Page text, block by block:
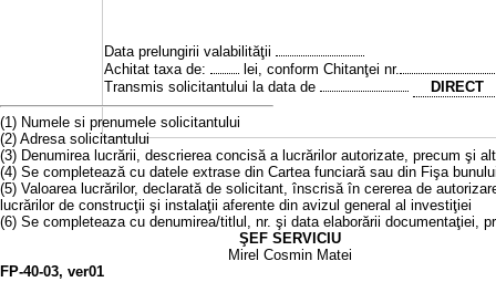
Data prelungirii valabilităţii
Achitat taxa de:
lei, conform Chitanţei nr.
Transmis solicitantului la data de
DIRECT
(1) Numele si prenumele solicitantului
(2) Adresa solicitantului
(3) Denumirea lucrării, descrierea concisă a lucrărilor autorizate, precum şi
(4) Se completează cu datele extrase din Cartea funciară sau din Fişa
(5) Valoarea lucrărilor, declarată de solicitant, înscrisă în cererea de
lucrărilor de construcţii şi instalaţii aferente din avizul general al investiţiei
(6) Se completeaza cu denumirea/titlul, nr. şi data elaborării documentaţiei,
ŞEF SERVICIU
Mirel Cosmin Matei
FP-40-03, ver01